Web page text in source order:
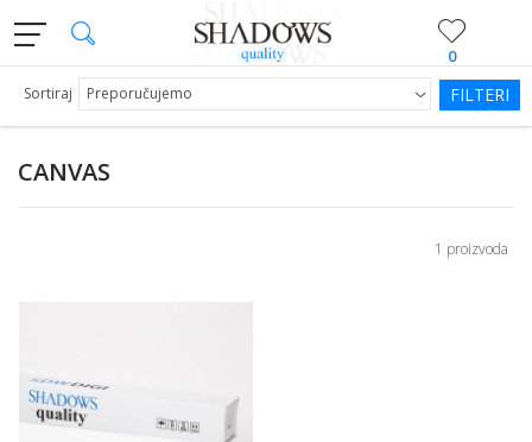
0
CANVAS
Sortiraj FILTERI
1 proizvoda